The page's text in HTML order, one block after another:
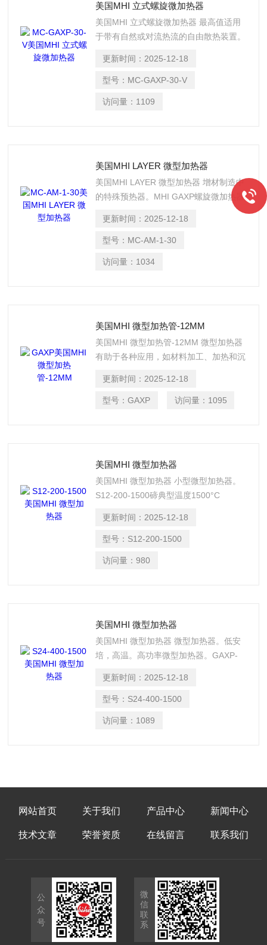
美国MHI 立式螺旋微加热器
美国MHI 立式螺旋微加热器 最高值适用
于带有自然或对流热流的自由散热装置。
更新时间： 2025-12-18
型号： MC-GAXP-30-V
访问量： 1109
美国MHI LAYER 微型加热器
美国MHI LAYER 微型加热器 增材制造中
的特殊预热器。MHI GAXP螺旋微加热器
3layer。在平面终端中。直径D1 = 25毫
米T = 5毫米(三层3X)。
更新时间： 2025-12-18
型号： MC-AM-1-30
访问量： 1034
美国MHI 微型加热管-12MM
美国MHI 微型加热管-12MM 微型加热器
有助于各种应用，如材料加工、加热和沉
热、纤维连接、通道加热、汽车板、寒冷
气候下的发动机加热、船舶仪器、空间加
更新时间： 2025-12-18
型号：GAXP 访问量： 1095
美国MHI 微型加热器
美国MHI 微型加热器 小型微型加热器。
S12-200-1500碲典型温度1500°C
更新时间： 2025-12-18
型号： S12-200-1500
访问量：980
美国MHI 微型加热器
美国MHI 微型加热器 微型加热器。低安
培，高温。高功率微型加热器。GAXP-
更新时间： 2025-12-18
型号： S24-400-1500
访问量： 1089
网站首页 关于我们 产品中心 新闻中心
技术文章 荣誉资质 在线留言 联系我们
公
众
号
微
信
联
系